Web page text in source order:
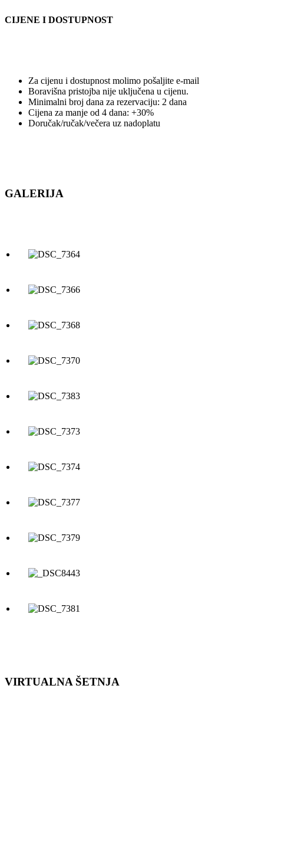
CIJENE I DOSTUPNOST
Za cijenu i dostupnost molimo pošaljite e-mail
Boravišna pristojba nije uključena u cijenu.
Minimalni broj dana za rezervaciju: 2 dana
Cijena za manje od 4 dana: +30%
Doručak/ručak/večera uz nadoplatu
GALERIJA
VIRTUALNA ŠETNJA